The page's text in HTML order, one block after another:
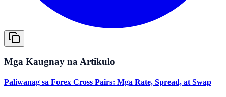
Mga Kaugnay na Artikulo
Paliwanag sa Forex Cross Pairs: Mga Rate, Spread, at Swap